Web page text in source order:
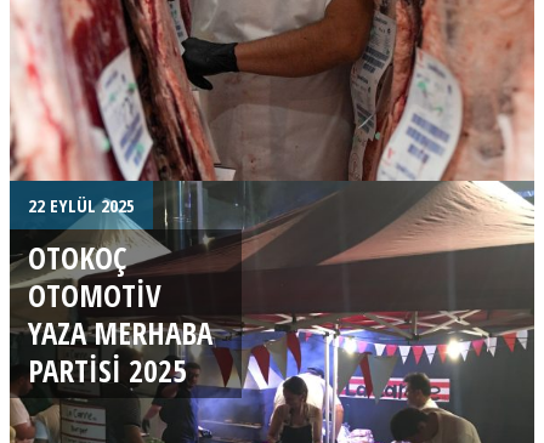
22 EYLÜL 2025
OTOKOÇ
OTOMOTIV
YAZA MERHABA
PARTISI 2025